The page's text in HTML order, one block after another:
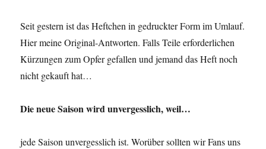
Seit gestern ist das Heftchen in gedruckter Form im Umlauf.
Hier meine Original-Antworten. Falls Teile erforderlichen
Kürzungen zum Opfer gefallen und jemand das Heft noch
nicht gekauft hat…
Die neue Saison wird unvergesslich, weil…
jede Saison unvergesslich ist. Worüber sollten wir Fans uns